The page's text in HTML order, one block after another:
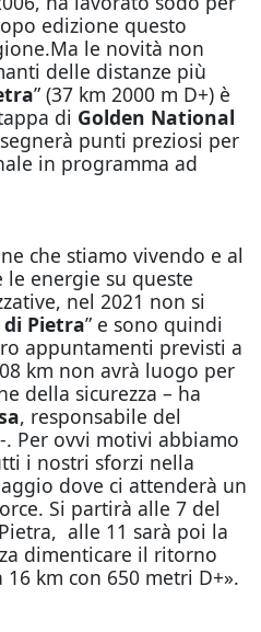
edizione questo
le novità non
delle distanze più
” (37 km 2000 m D+) è
di Golden National
punti preziosi per
in programma ad
che stiamo vivendo e al
energie su queste
nel 2021 non si
Pietra” e sono quindi
appuntamenti previsti a
km non avrà luogo per
della sicurezza – ha
, responsabile del
Per ovvi motivi abbiamo
i nostri sforzi nella
dove ci attenderà un
Si partirà alle 7 del
alle 11 sarà poi la
dimenticare il ritorno
km con 650 metri D+».